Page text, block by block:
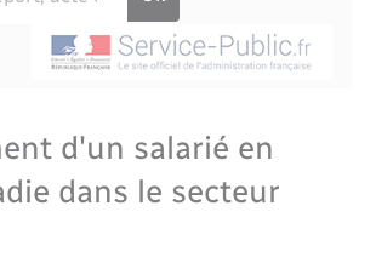
d'un salarié en
dans le secteur